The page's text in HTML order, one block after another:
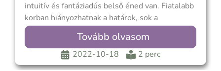
intuitív és fantáziadús belső éned van. Fiatalabb
korban hiányozhatnak a határok, sok a
bizonytalanság, zűrzavar, manipuláció, illúziók,
menekülés, vagy akár lelki vagy pszichés
támadások. A határok és a stabilitás érzése
érdekében nagyon óvatos, esetleg merev,
Tovább olvasom
2022-10-18 2 perc